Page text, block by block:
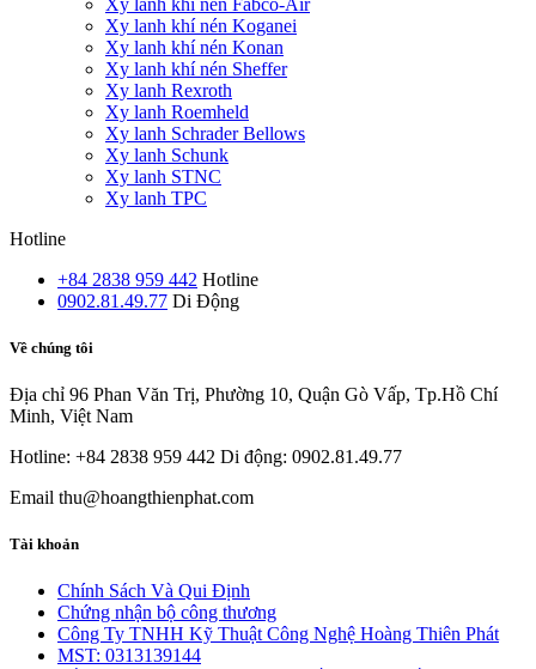
Xy lanh khí nén Koganei
Xy lanh khí nén Konan
Xy lanh khí nén Sheffer
Xy lanh Rexroth
Xy lanh Roemheld
Xy lanh Schrader Bellows
Xy lanh Schunk
Xy lanh STNC
Xy lanh TPC
Hotline
+84 2838 959 442 Hotline
0902.81.49.77 Di Động
Về chúng tôi
Địa chỉ 96 Phan Văn Trị, Phường 10, Quận Gò Vấp, Tp.Hồ Chí
Minh, Việt Nam
Hotline: +84 2838 959 442 Di động: 0902.81.49.77
Email thu@hoangthienphat.com
Tài khoản
Chính Sách Và Qui Định
Chứng nhận bộ công thương
Công Ty TNHH Kỹ Thuật Công Nghệ Hoàng Thiên Phát
MST: 0313139144